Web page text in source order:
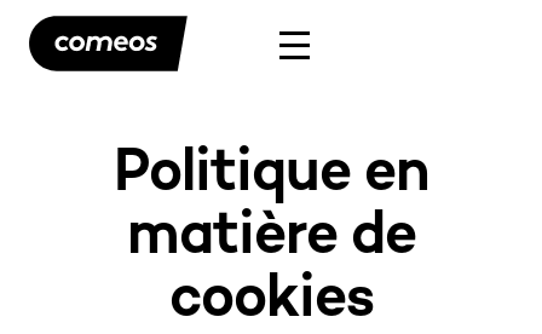
Politique en
matière de
cookies